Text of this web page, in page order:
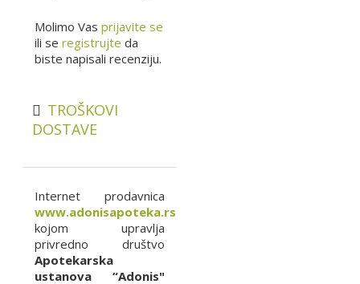
Molimo Vas prijavite se
ili se registrujte da
biste napisali recenziju.
TROŠKOVI
DOSTAVE
Internet prodavnica
www.adonisapoteka.rs
kojom upravlja
privredno društvo
Apotekarska
ustanova “Adonis"